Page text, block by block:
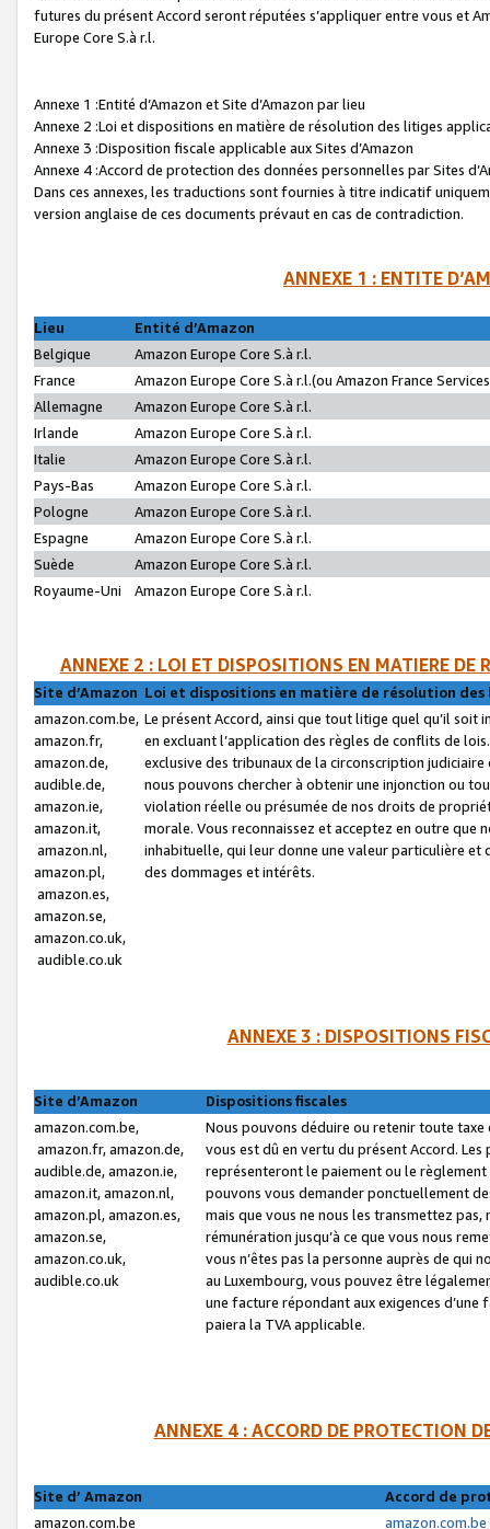
futures du présent Accord seront réputées s’appliquer entre vous et
Europe Core S.à r.l.
Annexe 1 :Entité d’Amazon et Site d’Amazon par lieu
Annexe 2 :Loi et dispositions en matière de résolution des litiges
Annexe 3 :Disposition fiscale applicable aux Sites d’Amazon
Annexe 4 :Accord de protection des données personnelles par Sites
Dans ces annexes, les traductions sont fournies à titre indicatif
version anglaise de ces documents prévaut en cas de contradiction.
ANNEXE 1 : ENTITE
Lieu
Entité d’Amazon
Belgique
Amazon Europe Core S.à r.l.
France
Amazon Europe Core S.à r.l.(ou Amazon France
Allemagne
Amazon Europe Core S.à r.l.
Irlande
Amazon Europe Core S.à r.l.
Italie
Amazon Europe Core S.à r.l.
Pays-Bas
Amazon Europe Core S.à r.l.
Pologne
Amazon Europe Core S.à r.l.
Espagne
Amazon Europe Core S.à r.l.
Suède
Amazon Europe Core S.à r.l.
Royaume-Uni
Amazon Europe Core S.à r.l.
ANNEXE 2 : LOI ET DISPOSITIONS EN MATIERE DE
Site d’Amazon Loi et dispositions en matière de résolution
amazon.com.be,
amazon.fr,
amazon.de,
audible.de,
amazon.ie,
amazon.it,
amazon.nl,
amazon.pl,
amazon.es,
amazon.se,
amazon.co.uk,
audible.co.uk
Le présent Accord, ainsi que tout litige quel qu’il soit
en excluant l’application des règles de conflits de
exclusive des tribunaux de la circonscription
nous pouvons chercher à obtenir une injonction ou
violation réelle ou présumée de nos droits de
morale. Vous reconnaissez et acceptez en outre que
inhabituelle, qui leur donne une valeur particulière
des dommages et intérêts.
ANNEXE 3 : DISPOSITIONS
Site d’Amazon
Dispositions fiscales
amazon.com.be,
amazon.fr, amazon.de,
audible.de, amazon.ie,
amazon.it, amazon.nl,
amazon.pl, amazon.es,
amazon.se,
amazon.co.uk,
audible.co.uk
Nous pouvons déduire ou retenir toute
vous est dû en vertu du présent Accord.
représenteront le paiement ou le
pouvons vous demander ponctuellement
mais que vous ne nous les transmettez
rémunération jusqu’à ce que vous nous
vous n’êtes pas la personne auprès de qui
au Luxembourg, vous pouvez être
une facture répondant aux exigences
paiera la TVA applicable.
ANNEXE 4 : ACCORD DE PROTECTION
Site d’ Amazon
Accord de
amazon.com.be